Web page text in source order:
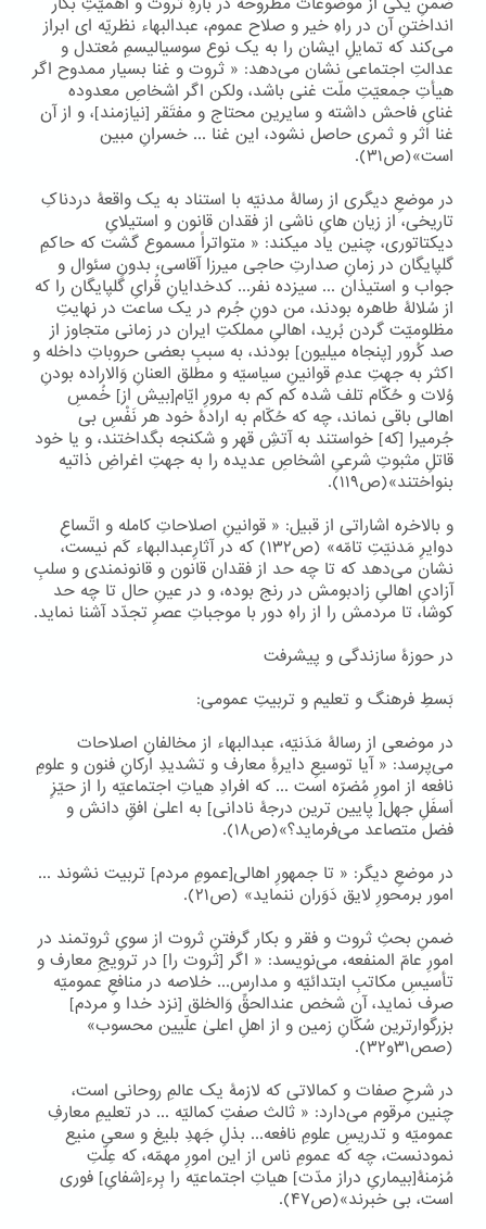
انداختنِ آن در راهِ خیر و صلاح عموم، عبدالبهاء نظریّه ای ابراز
می‌کند که تمایلِ ایشان را به یک نوع سوسیالیسمِ مُعتدل و
عدالتِ اجتماعی نشان می‌دهد: « ثروت و غنا بسیار ممدوح اگر
هیأتِ جمعیّتِ ملّت غنی باشد، ولکن اگر اشخاصِ معدوده
غنایِ فاحش داشته و سایرین محتاج و مفتَقر [نیازمند]، و از آن
غنا اثر و ثمری حاصل نشود، این غنا ... خسرانِ مبین
است»(ص۳۱).
در موضعِ دیگری از رسالۀ مدنیّه با استناد به یک واقعۀ دردناکِ
تاریخی، از زیان هایِ ناشی از فقدان قانون و استیلایِ
دیکتاتوری، چنین یاد میکند: « متواتراً مسموع گشت که حاکمِ
گلپایگان در زمانِ صدارتِ حاجی میرزا آقاسی، بدونِ سئوال و
جواب و استیذان ... سیزده نفر... کدخدایانِ قُرایِ گلپایگان را که
از سُلالۀ طاهره بودند، من دونِ جُرم در یک ساعت در نهایتِ
مظلومیّت گردن بُرید، اهالیِ مملکتِ ایران در زمانی متجاوز از
صد کُرور [پنجاه میلیون] بودند، به سببِ بعضی حروباتِ داخله و
اکثر به جهتِ عدمِ قوانینِ سیاسیّه و مطلق العنانِ وَالاراده بودنِ
وُلات و حُکّام تلف شده کم کم به مرورِ ایّام[بیش از] خُمسِ
اهالی باقی نماند، چه که حُکّام به ارادۀ خود هر نَفْسِ بی
جُرمیرا [که] خواستند به آتشِ قهر و شکنجه بگداختند، و یا خود
قاتلِ مثبوتِ شرعیِ اشخاصِ عدیده را به جهتِ اغراضِ ذاتیه
بنواختند»(ص۱۱۹).
و بالاخره اشاراتی از قبیل: « قوانینِ اصلاحاتِ کامله و اتّساعِ
دوایرِ مَدنیّتِ تامّه» (ص۱۳۲) که در آثارِعبدالبهاء کَم نیست،
نشان می‌دهد که تا چه حد از فقدان قانون و قانونمندی و سلبِ
آزادیِ اهالیِ زادبومش در رنج بوده، و در عینِ حال تا چه حد
کوشا، تا مردمش را از راهِ دور با موجباتِ عصرِ تجدّد آشنا نماید.
در حوزۀ سازندگی و پیشرفت
بَسطِ فرهنگ و تعلیم و تربیتِ عمومی:
در موضعی از رسالۀ مَدَنیّه، عبدالبهاء از مخالفانِ اصلاحات
می‌پرسد: « آیا توسیعِ دایرۀِ معارف و تشدیدِ ارکانِ فنون و علومِ
نافعه از امورِ مُضرّه است ... که افرادِ هیاتِ اجتماعیّه را از حیّزِ
اَسفَلِ جهل[ پایین ترین درجۀ نادانی] به اعلیٰ افقِ دانش و
فضل متصاعد می‌فرماید؟»(ص۱۸).
در موضعِ دیگر: « تا جمهورِ اهالی[عمومِ مردم] تربیت نشوند ...
امور برمحورِ لایق دَوَران ننماید» (ص۲۱).
ضمنِ بحثِ ثروت و فقر و بکار گرفتنِ ثروت از سویِ ثروتمند در
امورِ عامّ المنفعه، می‌نویسد: « اگر [ثروت را] در ترویجِ معارف و
تأسیسِ مکاتبِ ابتدائیّه و مدارس... خلاصه در منافعِ عمومیّه
صرف نماید، آن شخص عندالحقِّ وَالخلق [نزد خدا و مردم]
بزرگوارترین سُکّانِ زمین و از اهلِ اعلیٰ علّیین محسوب»
(صص۳۱و۳۲).
در شرحِ صفات و کمالاتی که لازمۀ یک عالمِ روحانی است،
چنین مرقوم می‌دارد: « ثالث صفتِ کمالیّه ... در تعلیمِ معارفِ
عمومیّه و تدریسِ علومِ نافعه... بذلِ جَهدِ بلیغ و سعیِ منیع
نمودنست، چه که عمومِ ناس از این امورِ مهمّه، که عِلّتِ
مُزمنۀ[بیماریِ دراز مدّت] هیاتِ اجتماعیّه را بِرء[شفایِ] فوری
است، بی خبرند»(ص۴۷).